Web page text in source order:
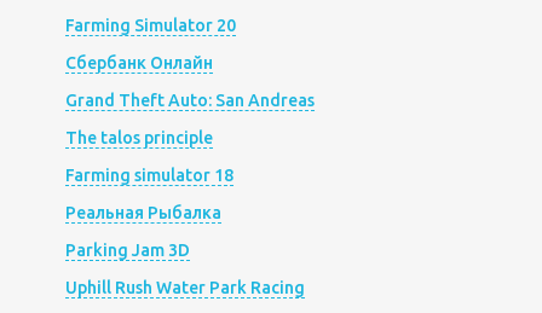
Farming Simulator 20
Сбербанк Онлайн
Grand Theft Auto: San Andreas
The talos principle
Farming simulator 18
Реальная Рыбалка
Parking Jam 3D
Uphill Rush Water Park Racing